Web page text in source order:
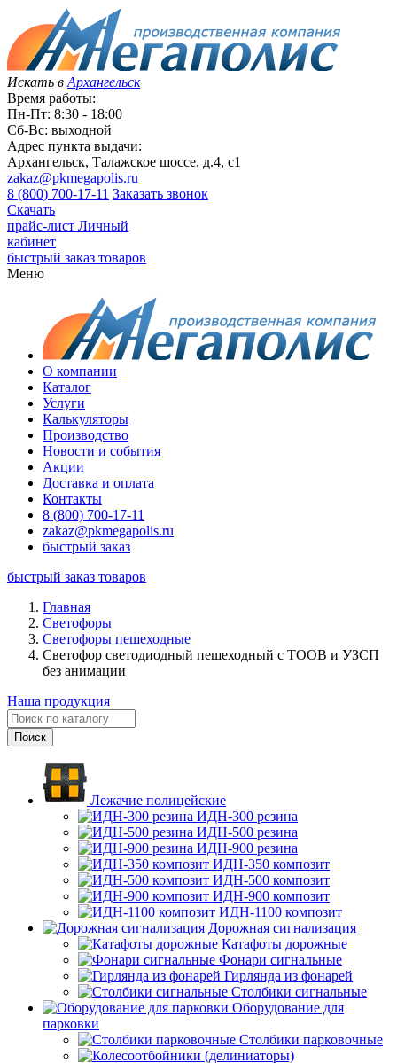
Искать в Архангельск
Время работы:
Пн-Пт: 8:30 - 18:00
Сб-Вс: выходной
Адрес пункта выдачи:
Архангельск, Талажское шоссе, д.4, с1
zakaz@pkmegapolis.ru
8 (800) 700-17-11 Заказать звонок
Скачать
прайс-лист Личный
кабинет
быстрый заказ товаров
Меню
О компании
Каталог
Услуги
Калькуляторы
Производство
Новости и события
Акции
Доставка и оплата
Контакты
8 (800) 700-17-11
zakaz@pkmegapolis.ru
быстрый заказ
быстрый заказ товаров
Главная
Светофоры
Светофоры пешеходные
Светофор светодиодный пешеходный с ТООВ и УЗСП
без анимации
Наша продукция
Лежачие полицейские
ИДН-300 резина
ИДН-500 резина
ИДН-900 резина
ИДН-350 композит
ИДН-500 композит
ИДН-900 композит
ИДН-1100 композит
Дорожная сигнализация
Катафоты дорожные
Фонари сигнальные
Гирлянда из фонарей
Столбики сигнальные
Оборудование для
парковки
Столбики парковочные